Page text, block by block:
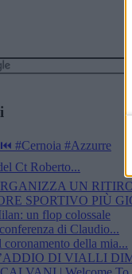
#Cernoia #Azzurre
Ct Roberto...
UN
SPORTIVO PIÙ
un flop colossale
di Claudio...
della mia...
DI VIALLI